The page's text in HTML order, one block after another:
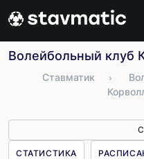
Волейбольный клуб
Ставматик ›
СТАТИСТИКА